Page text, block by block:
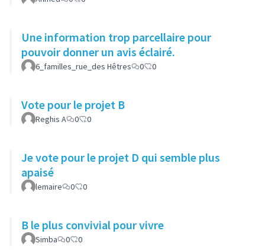
Une information trop parcellaire pour
pouvoir donner un avis éclairé.
6_familles_rue_des Hêtres 0 0
Vote pour le projet B
Reghis A 0 0
Je vote pour le projet D qui semble plus
apaisé
lemaire 0 0
B le plus convivial pour vivre
Simba 0 0